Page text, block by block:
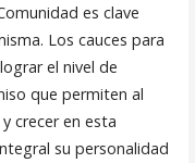
es clave
Los cauces para
el nivel de
que permiten al
crecer en esta
su personalidad